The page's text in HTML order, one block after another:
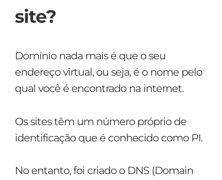
site?
Domínio nada mais é que o seu
endereço virtual, ou seja, é o nome pelo
qual você é encontrado na internet.
Os sites têm um número próprio de
identificação que é conhecido como PI.
No entanto, foi criado o DNS (Domain